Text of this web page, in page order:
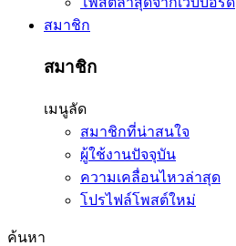
สมาชิก
สมาชิก
เมนูลัด
สมาชิกที่น่าสนใจ
ผู้ใช้งานปัจจุบัน
ความเคลื่อนไหวล่าสุด
โปรไฟล์โพสต์ใหม่
ค้นหา